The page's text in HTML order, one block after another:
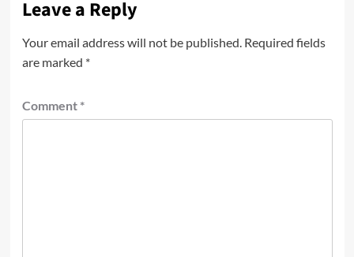
Leave a Reply
Your email address will not be published. Required fields
are marked *
Comment *